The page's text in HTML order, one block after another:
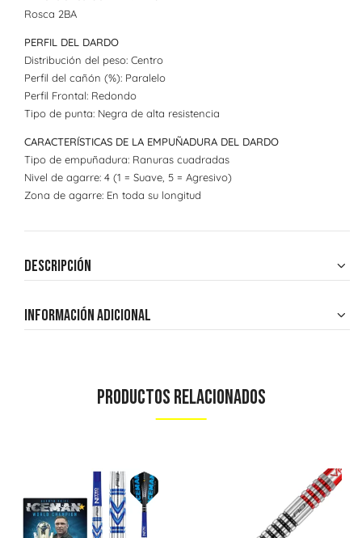
Rosca 2BA
PERFIL DEL DARDO
Distribución del peso: Centro
Perfil del cañón (%): Paralelo
Perfil Frontal: Redondo
Tipo de punta: Negra de alta resistencia
CARACTERÍSTICAS DE LA EMPUÑADURA DEL DARDO
Tipo de empuñadura: Ranuras cuadradas
Nivel de agarre: 4 (1 = Suave, 5 = Agresivo)
Zona de agarre: En toda su longitud
Descripción
Información adicional
Productos Relacionados